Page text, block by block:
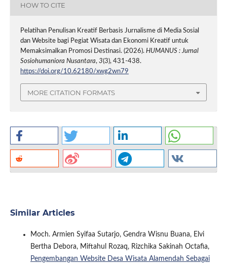
HOW TO CITE
Pelatihan Penulisan Kreatif Berbasis Jurnalisme di Media Sosial
dan Website bagi Pegiat Wisata dan Ekonomi Kreatif untuk
Memaksimalkan Promosi Destinasi. (2026). HUMANUS : Jurnal
Sosiohumaniora Nusantara, 3(3), 431-438.
https://doi.org/10.62180/xwg2wn79
MORE CITATION FORMATS
Similar Articles
Moch. Armien Syifaa Sutarjo, Gendra Wisnu Buana, Elvi
Bertha Debora, Miftahul Rozaq, Rizchika Sakinah Octafia,
Pengembangan Website Desa Wisata Alamendah Sebagai